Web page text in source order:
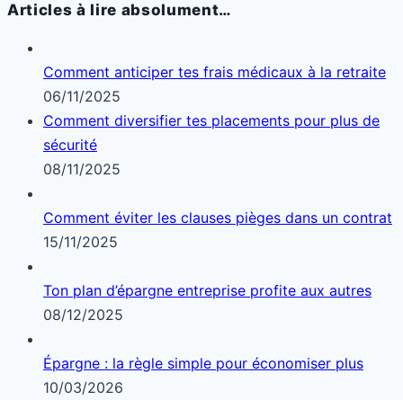
Articles à lire absolument…
Comment anticiper tes frais médicaux à la retraite
06/11/2025
Comment diversifier tes placements pour plus de
sécurité
08/11/2025
Comment éviter les clauses pièges dans un contrat
15/11/2025
Ton plan d’épargne entreprise profite aux autres
08/12/2025
Épargne : la règle simple pour économiser plus
10/03/2026